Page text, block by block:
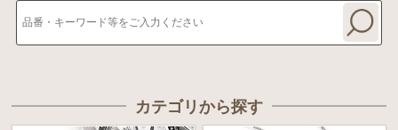
カテゴリから探す